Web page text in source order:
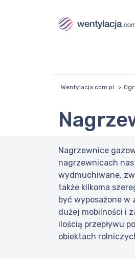
Wentylacja.com.pl
Nagrzewnice
nagrzewnicach
wydmuchiwane,
także kilkoma
być wyposażone w
dużej mobilności i
ilością przepływu
obiektach